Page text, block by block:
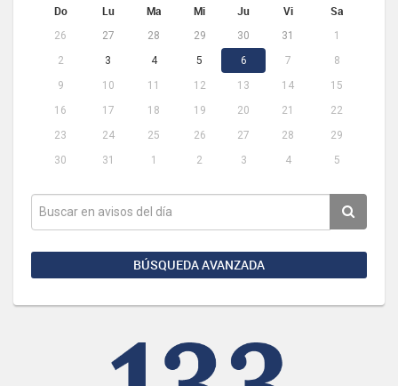
Do Lu Ma Mi Ju Vi Sa
26 27 28 29 30 31
1
2
3 4 5 6 7
8
9
10 11 12 13 14
15
16
17 18 19 20 21
22
23
24 25 26 27 28
29
30
31 1 2 3 4 5
BÚSQUEDA AVANZADA